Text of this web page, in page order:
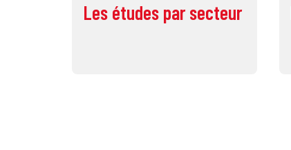
Les études par secteur